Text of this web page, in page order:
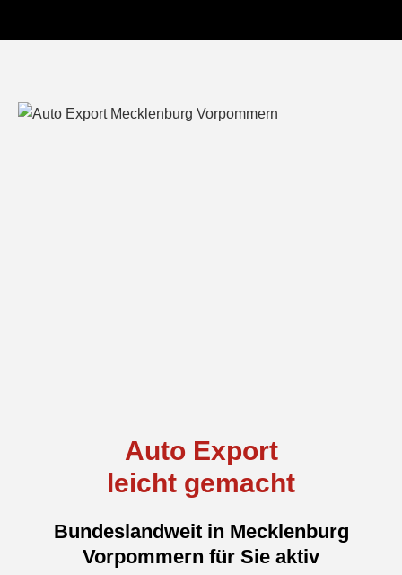
Auto Export
leicht gemacht
Bundeslandweit in Mecklenburg
Vorpommern für Sie aktiv